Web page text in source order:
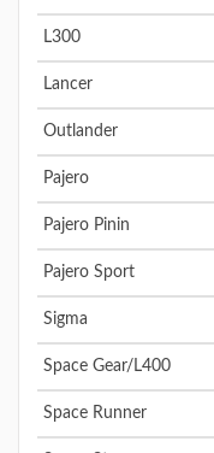
L300
Lancer
Outlander
Pajero
Pajero Pinin
Pajero Sport
Sigma
Space Gear/L400
Space Runner